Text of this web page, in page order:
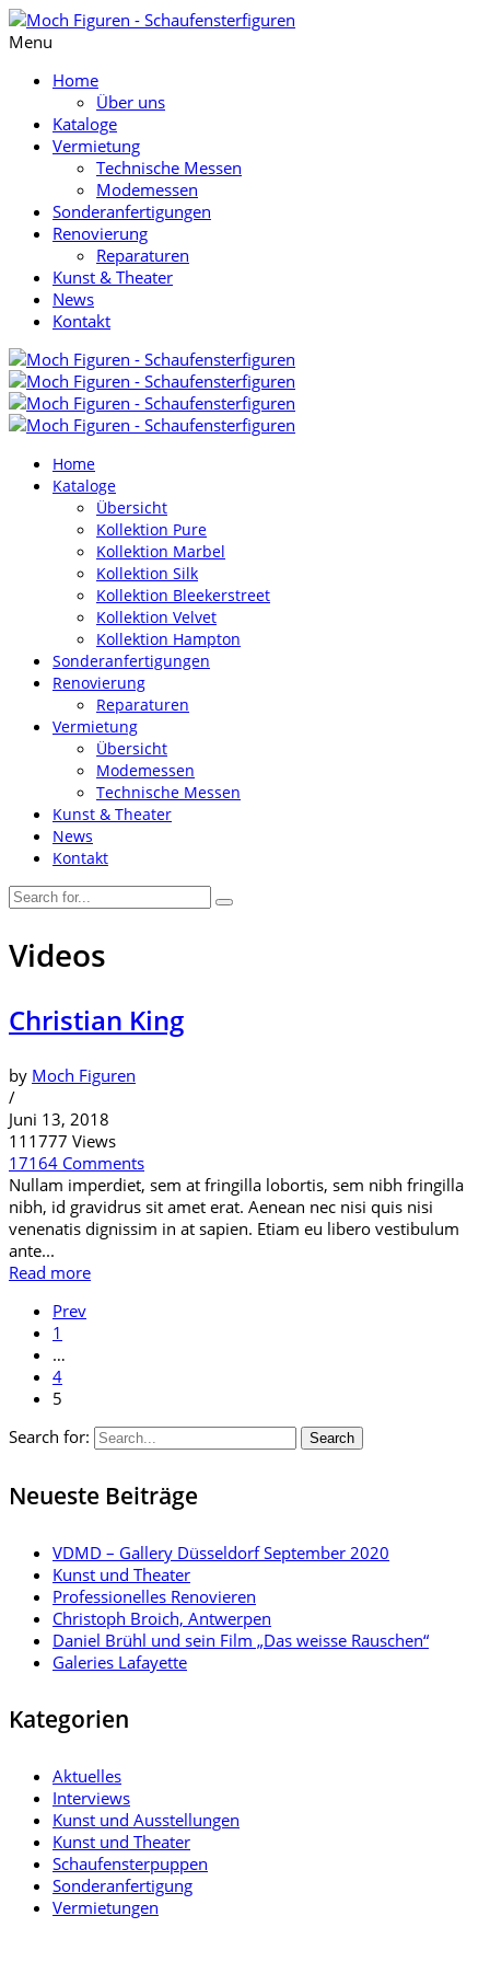
Menu
Home
Über uns
Kataloge
Vermietung
Technische Messen
Modemessen
Sonderanfertigungen
Renovierung
Reparaturen
Kunst & Theater
News
Kontakt
Home
Kataloge
Übersicht
Kollektion Pure
Kollektion Marbel
Kollektion Silk
Kollektion Bleekerstreet
Kollektion Velvet
Kollektion Hampton
Sonderanfertigungen
Renovierung
Reparaturen
Vermietung
Übersicht
Modemessen
Technische Messen
Kunst & Theater
News
Kontakt
Videos
Christian King
by Moch Figuren
/
Juni 13, 2018
111777 Views
17164 Comments
Nullam imperdiet, sem at fringilla lobortis, sem nibh fringilla
nibh, id gravidrus sit amet erat. Aenean nec nisi quis nisi
venenatis dignissim in at sapien. Etiam eu libero vestibulum
ante...
Read more
Prev
1
…
4
5
Search for:
Search
Neueste Beiträge
VDMD – Gallery Düsseldorf September 2020
Kunst und Theater
Professionelles Renovieren
Christoph Broich, Antwerpen
Daniel Brühl und sein Film „Das weisse Rauschen“
Galeries Lafayette
Kategorien
Aktuelles
Interviews
Kunst und Ausstellungen
Kunst und Theater
Schaufensterpuppen
Sonderanfertigung
Vermietungen